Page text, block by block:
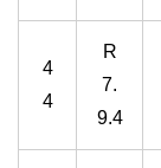
4
4
R
7.
9.4